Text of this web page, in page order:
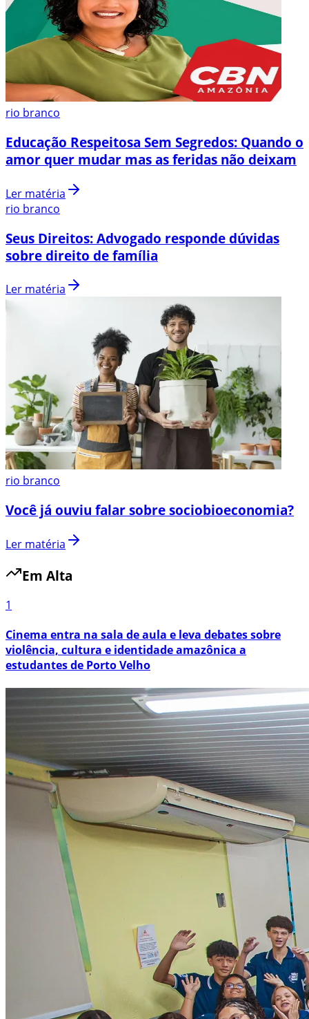
rio branco
Educação Respeitosa Sem Segredos: Quando o
amor quer mudar mas as feridas não deixam
Ler matéria
rio branco
Seus Direitos: Advogado responde dúvidas
sobre direito de família
Ler matéria
rio branco
Você já ouviu falar sobre sociobioeconomia?
Ler matéria
Em Alta
1
Cinema entra na sala de aula e leva debates sobre
violência, cultura e identidade amazônica a
estudantes de Porto Velho